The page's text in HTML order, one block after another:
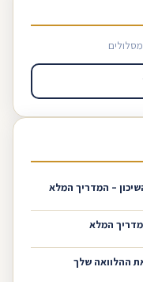
– המדריך המלא
המלא
ההלוואה שלך